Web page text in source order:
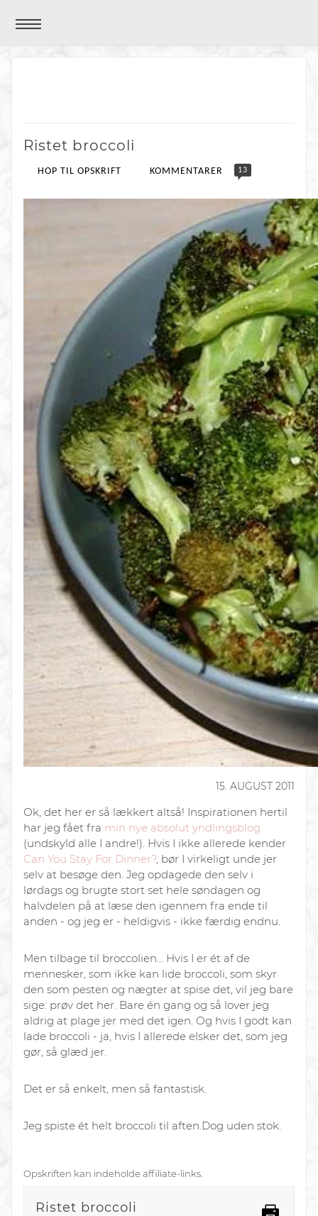
Ristet broccoli
HOP TIL OPSKRIFT KOMMENTARER 13
15. AUGUST 2011
Ok, det her er så lækkert altså! Inspirationen hertil
har jeg fået fra min nye absolut yndlingsblog
(undskyld alle I andre!). Hvis I ikke allerede kender
Can You Stay For Dinner?, bør I virkeligt unde jer
selv at besøge den. Jeg opdagede den selv i
lørdags og brugte stort set hele søndagen og
halvdelen på at læse den igennem fra ende til
anden - og jeg er - heldigvis - ikke færdig endnu.
Men tilbage til broccolien... Hvis I er ét af de
mennesker, som ikke kan lide broccoli, som skyr
den som pesten og nægter at spise det, vil jeg bare
sige: prøv det her. Bare én gang og så lover jeg
aldrig at plage jer med det igen. Og hvis I godt kan
lade broccoli - ja, hvis I allerede elsker det, som jeg
gør, så glæd jer.
Det er så enkelt, men så fantastisk.
Jeg spiste ét helt broccoli til aften.Dog uden stok.
Opskriften kan indeholde affiliate-links.
Ristet broccoli